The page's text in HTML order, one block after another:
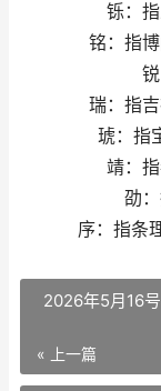
铄：
铭：指
瑞：指
琥：指
靖：
劭
序：指条
2026年5月16
« 上一篇